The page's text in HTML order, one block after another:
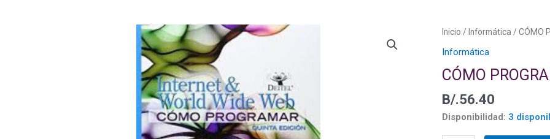
Inicio / Informática / CÓMO
Informática
CÓMO
B/.56.40
Disponibilidad: 3
CÓMO
PROGRAMAR
&WWW